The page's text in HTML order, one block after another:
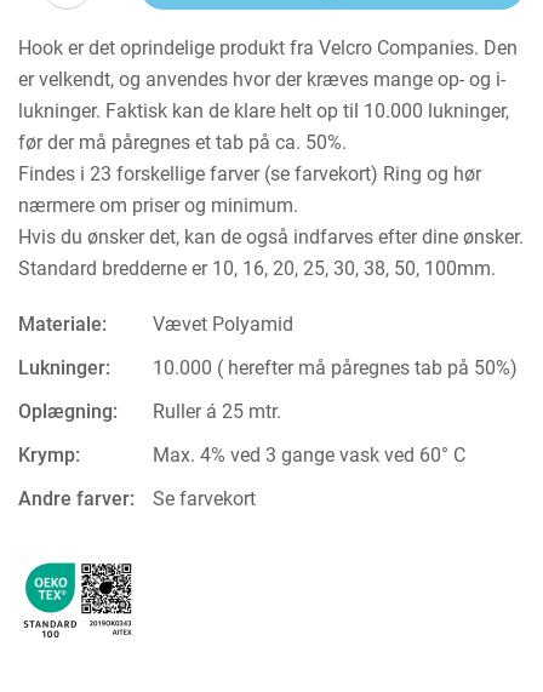
Hook er det oprindelige produkt fra Velcro Companies. Den
er velkendt, og anvendes hvor der kræves mange op- og i-
lukninger. Faktisk kan de klare helt op til 10.000 lukninger,
før der må påregnes et tab på ca. 50%.
Findes i 23 forskellige farver (se farvekort) Ring og hør
nærmere om priser og minimum.
Hvis du ønsker det, kan de også indfarves efter dine ønsker.
Standard bredderne er 10, 16, 20, 25, 30, 38, 50, 100mm.
Materiale:
Vævet Polyamid
Lukninger:
10.000 ( herefter må påregnes tab på 50%)
Oplægning:
Ruller á 25 mtr.
Krymp:
Max. 4% ved 3 gange vask ved 60° C
Andre farver:
Se farvekort